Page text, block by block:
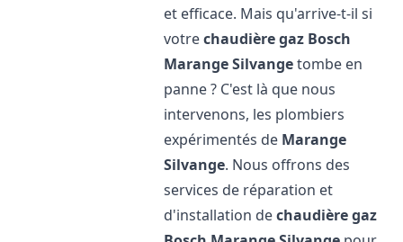
et efficace. Mais qu'arrive-t-il si
votrechaudière gaz Bosch
Marange Silvangetombe en
panne ? C'est là que nous
intervenons, les plombiers
expérimentés de Marange
Silvange. Nous offrons des
services de réparation et
d'installation dechaudière gaz